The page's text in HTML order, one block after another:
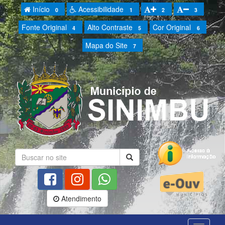
Início 0 Acessibilidade 1 2 3
Fonte Original 4 Alto Contraste 5 Cor Original 6
Mapa do Site 7
Atendimento